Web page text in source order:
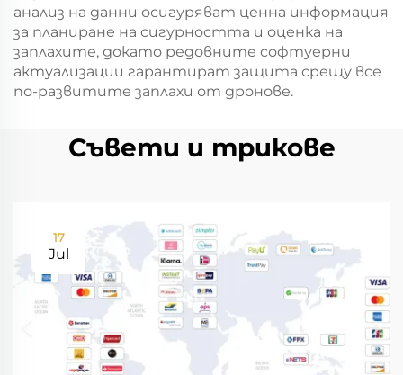
анализ на данни осигуряват ценна информация
за планиране на сигурността и оценка на
заплахите, докато редовните софтуерни
актуализации гарантират защита срещу все
по-развитите заплахи от дронове.
Съвети и трикове
17
Jul